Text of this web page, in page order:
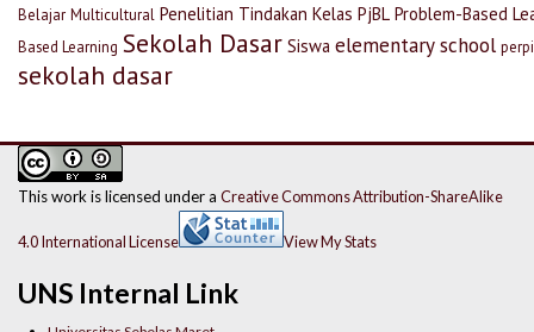
Belajar Multicultural Penelitian Tindakan Kelas PjBL Problem-Based
Based Learning Sekolah Dasar Siswa elementary school
sekolah dasar
UNS Internal Link
This work is licensed under a Creative Commons Attribution-ShareAlike
4.0 International License View My Stats